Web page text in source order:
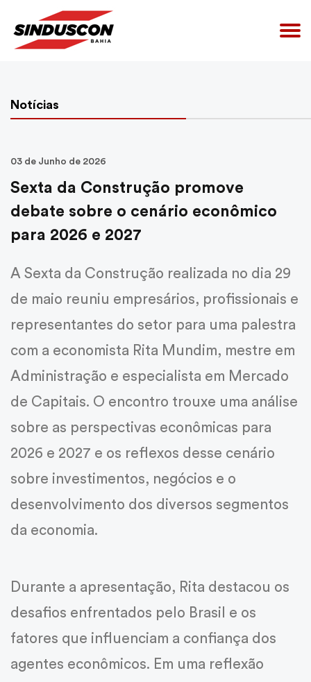
Quem Somos
Acesso Restrito
CUB
Centro de Convenções
Guia Fornecedores
Notícias
03 de Junho de 2026
Sexta da Construção promove
debate sobre o cenário econômico
para 2026 e 2027
A Sexta da Construção realizada no dia 29
de maio reuniu empresários, profissionais e
representantes do setor para uma palestra
com a economista Rita Mundim, mestre em
Administração e especialista em Mercado
de Capitais. O encontro trouxe uma análise
sobre as perspectivas econômicas para
2026 e 2027 e os reflexos desse cenário
sobre investimentos, negócios e o
desenvolvimento dos diversos segmentos
da economia.
Durante a apresentação, Rita destacou os
desafios enfrentados pelo Brasil e os
fatores que influenciam a confiança dos
agentes econômicos. Em uma reflexão